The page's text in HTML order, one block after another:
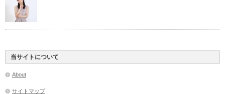
当サイトについて
About
サイトマップ